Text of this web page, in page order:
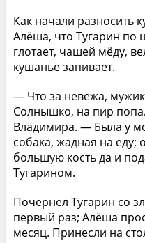
Как начали разносить
Алёша, что Тугарин по
глотает, чашей мёду,
кушанье запивает.
— Что за невежа,
Солнышко, на пир
Владимира. — Была у
собака, жадная на
большую кость да и
Тугарином.
Почернел Тугарин со
первый раз; Алёша
месяц. Принесли на